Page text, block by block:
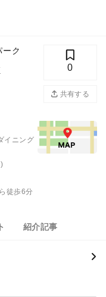
ク
0
共有する
イニング
徒歩6分
紹介記事